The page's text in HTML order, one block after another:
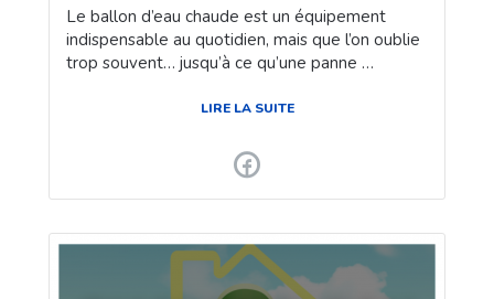
Le ballon d’eau chaude est un équipement
indispensable au quotidien, mais que l’on oublie
trop souvent… jusqu’à ce qu’une panne …
LIRE LA SUITE